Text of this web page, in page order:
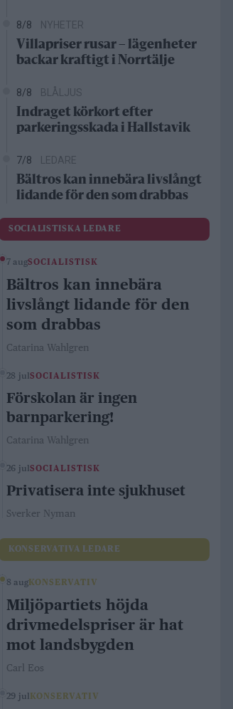
8/8 NYHETER
Villapriser rusar – lägenheter
backar kraftigt i Norrtälje
8/8 BLÅLJUS
Indraget körkort efter
parkeringsskada i Hallstavik
7/8 LEDARE
Bältros kan innebära livslångt
lidande för den som drabbas
SOCIALISTISKA LEDARE
7 augSOCIALISTISK
Bältros kan innebära
livslångt lidande för den
som drabbas
Catarina Wahlgren
28 julSOCIALISTISK
Förskolan är ingen
barnparkering!
Catarina Wahlgren
26 julSOCIALISTISK
Privatisera inte sjukhuset
Sverker Nyman
KONSERVATIVA LEDARE
8 aug KONSERVATIV
Miljöpartiets höjda
drivmedelspriser är hat
mot landsbygden
Carl Eos
29 jul KONSERVATIV